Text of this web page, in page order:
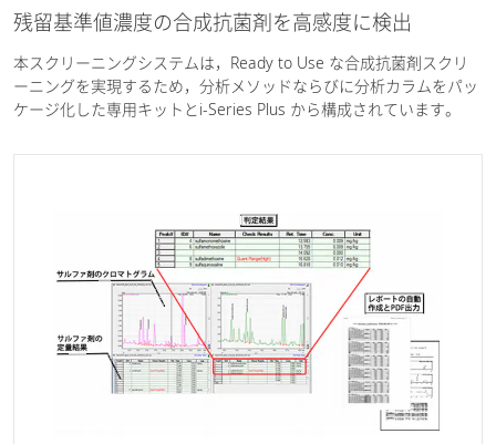
残留基準値濃度の合成抗菌剤を高感度に検出
本スクリーニングシステムは，Ready to Use な合成抗菌剤スクリ
ーニングを実現するため，分析メソッドならびに分析カラムをパッ
ケージ化した専用キットとi-Series Plus から構成されています。